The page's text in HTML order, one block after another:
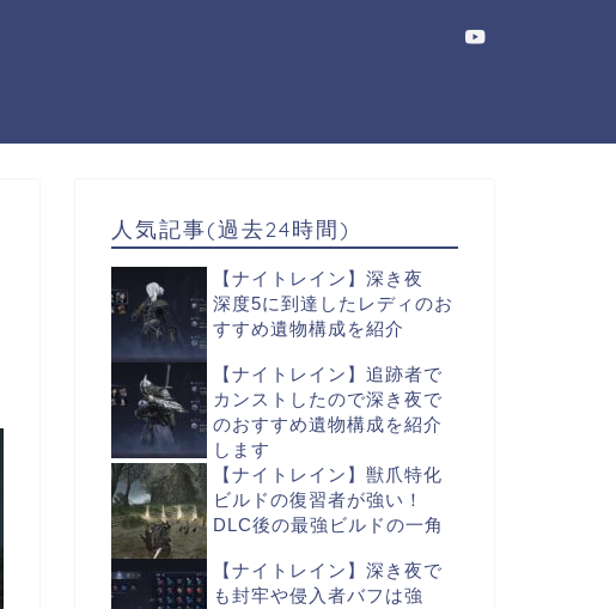
人気記事(過去24時間)
【ナイトレイン】深き夜
深度5に到達したレディのお
すすめ遺物構成を紹介
【ナイトレイン】追跡者で
カンストしたので深き夜で
のおすすめ遺物構成を紹介
します
【ナイトレイン】獣爪特化
ビルドの復習者が強い！
DLC後の最強ビルドの一角
【ナイトレイン】深き夜で
も封牢や侵入者バフは強